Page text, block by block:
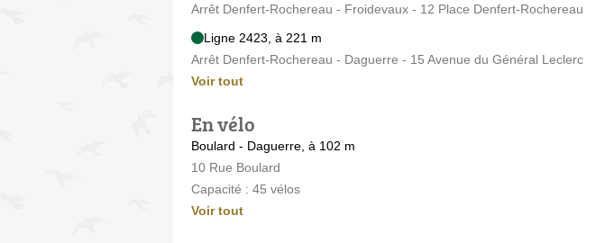
Arrêt Denfert-Rochereau - Froidevaux - 12 Place Denfert-Rochereau
Ligne 2423, à 221 m
Arrêt Denfert-Rochereau - Daguerre - 15 Avenue du Général Leclerc
Voir tout
En vélo
Boulard - Daguerre, à 102 m
10 Rue Boulard
Capacité : 45 vélos
Voir tout